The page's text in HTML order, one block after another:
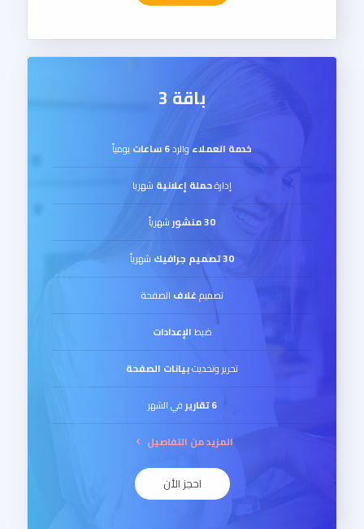
باقة 3
خدمة العملاء والرد6 ساعات يومياً
إدارةحملة إعلانية شهريا
30 منشور شهرياً
30 تصميم جرافيك شهرياً
تصميمغلاف الصفحة
ضبطالإعدادات
تحرير وتحديثبيانات الصفحة
6 تقارير في الشهر
المزيد من التفاصيل
احجز الأن